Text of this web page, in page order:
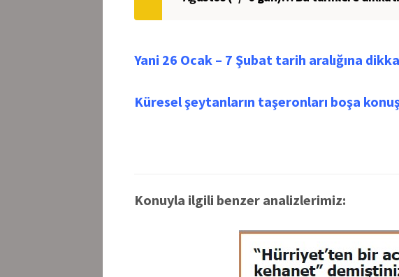
Yani 26 Ocak – 7 Şubat tarih aralığına
Küresel şeytanların taşeronları boşa
Konuyla ilgili benzer analizlerimiz: